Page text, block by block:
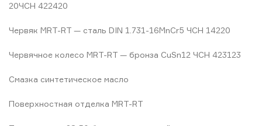
20ЧСН 422420
Червяк MRT-RT — сталь DIN 1.731-16MnCr5 ЧСН 14220
Червячное колесо MRT-RT — бронза CuSn12 ЧСН 423123
Смазка синтетическое масло
Поверхностная отделка MRT-RT